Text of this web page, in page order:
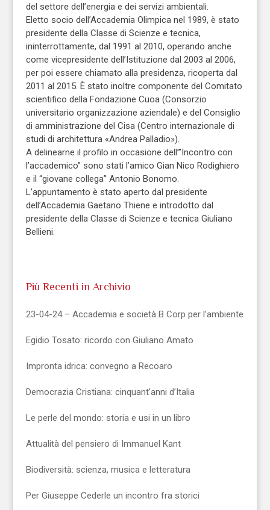
del settore dell’energia e dei servizi ambientali.
Eletto socio dell’Accademia Olimpica nel 1989, è stato
presidente della Classe di Scienze e tecnica,
ininterrottamente, dal 1991 al 2010, operando anche
come vicepresidente dell’Istituzione dal 2003 al 2006,
per poi essere chiamato alla presidenza, ricoperta dal
2011 al 2015. È stato inoltre componente del Comitato
scientifico della Fondazione Cuoa (Consorzio
universitario organizzazione aziendale) e del Consiglio
di amministrazione del Cisa (Centro internazionale di
studi di architettura «Andrea Palladio»).
A delinearne il profilo in occasione dell’”Incontro con
l’accademico” sono stati l’amico Gian Nico Rodighiero
e il “giovane collega” Antonio Bonomo.
L’appuntamento è stato aperto dal presidente
dell’Accademia Gaetano Thiene e introdotto dal
presidente della Classe di Scienze e tecnica Giuliano
Bellieni.
Più Recenti in Archivio
23-04-24 – Accademia e società B Corp per l’ambiente
Egidio Tosato: ricordo con Giuliano Amato
Impronta idrica: convegno a Recoaro
Democrazia Cristiana: cinquant’anni d’Italia
Le perle del mondo: storia e usi in un libro
Attualità del pensiero di Immanuel Kant
Biodiversità: scienza, musica e letteratura
Per Giuseppe Cederle un incontro fra storici